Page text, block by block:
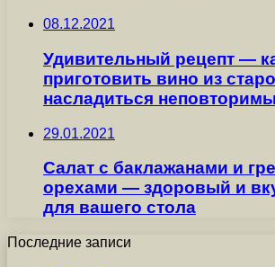
08.12.2021
Удивительный рецепт —
приготовить вино из
насладиться
29.01.2021
Салат с баклажанами и
орехами — здоровый и
для вашего стола
Последние записи